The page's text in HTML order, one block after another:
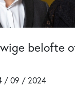
belofte
/ 09 / 2024